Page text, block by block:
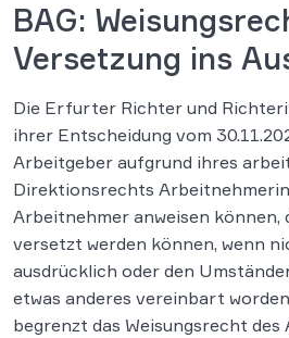
BAG:
Versetzung ins
Die Erfurter Richter und
ihrer Entscheidung vom
Arbeitgeber aufgrund ihres
Direktionsrechts
Arbeitnehmer anweisen können,
versetzt werden können, wenn
ausdrücklich oder den
etwas anderes vereinbart
begrenzt das Weisungsrecht